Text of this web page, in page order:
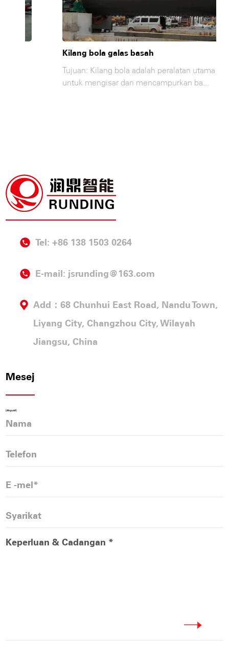
Kilang bola galas basah
Tujuan: Kilang bola adalah peralatan utama
untuk mengisar dan mencampurkan ba...
Tel: +86 138 1503 0264
E-mail: jsrunding@163.com
Add：68 Chunhui East Road, Nandu Town,
Liyang City, Changzhou City, Wilayah
Jiangsu, China
Mesej
[#Input#]